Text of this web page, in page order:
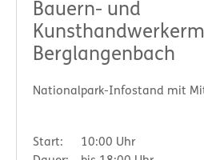
Bauern- und
Berglangenbach
Nationalpark-Infostand mit
Start:
10:00 Uhr